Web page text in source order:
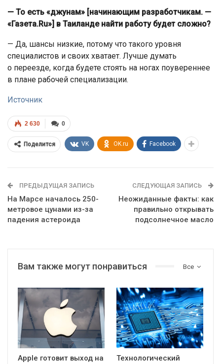
— То есть «джунам» [начинающим разработчикам. —
«Газета.Ru»] в Таиланде найти работу будет сложно?
— Да, шансы низкие, потому что такого уровня
специалистов и своих хватает. Лучше думать
о переезде, когда будете стоять на ногах поувереннее
в плане рабочей специализации.
Источник
0
2 630
Поделится VK OK.ru Facebook
ПРЕДЫДУЩАЯ ЗАПИСЬ
На Марсе началось 250-
метровое цунами из-за
падения астероида
СЛЕДУЮЩАЯ ЗАПИСЬ
Неожиданные факты: как
правильно открывать
подсолнечное масло
Все
Вам также могут понравиться
Apple готовит выход на
Технологический